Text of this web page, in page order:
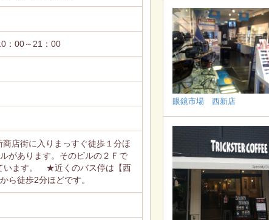
：00～21：00
店街に入りまっすぐ徒歩１分ほ
があります。そのビルの２Ｆで
います。 ★近くのバス停は【西
ら徒歩2分ほどです。
眼鏡市場 西新店